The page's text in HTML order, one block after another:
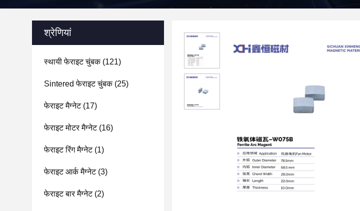
श्रेणियां
स्थायी फेराइट चुंबक(121)
Sintered फेराइट चुंबक(25)
फेराइट मैग्नेट(17)
फेराइट मोटर मैग्नेट(16)
फेराइट रिंग मैग्नेट(1)
फेराइट आर्क मैग्नेट(3)
फेराइट बार मैग्नेट(2)